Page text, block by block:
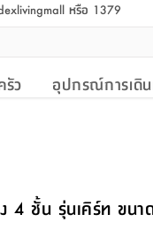
หรือ 1379
รัว อุปกรณ์การเดิ
ง 4 ชั้น รุ่นเคิร์ท ข